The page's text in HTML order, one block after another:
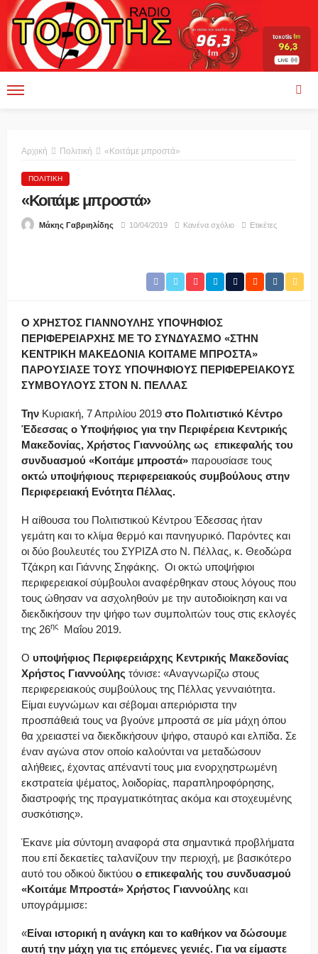
Αρχική Πολιτική «Κοιτάμε μπροστά»
ΠΟΛΙΤΙΚΉ
«Κοιτάμε μπροστά»
Μάκης Γαβριηλίδης 10/04/2019 Κανένα σχόλιο Ετικέτες
Ο ΧΡΗΣΤΟΣ ΓΙΑΝΝΟΥΛΗΣ ΥΠΟΨΗΦΙΟΣ
ΠΕΡΙΦΕΡΕΙΑΡΧΗΣ ΜΕ ΤΟ ΣΥΝΔΥΑΣΜΟ «ΣΤΗΝ
ΚΕΝΤΡΙΚΗ ΜΑΚΕΔΟΝΙΑ ΚΟΙΤΑΜΕ ΜΠΡΟΣΤΑ»
ΠΑΡΟΥΣΙΑΣΕ ΤΟΥΣ ΥΠΟΨΗΦΙΟΥΣ ΠΕΡΙΦΕΡΕΙΑΚΟΥΣ
ΣΥΜΒΟΥΛΟΥΣ ΣΤΟΝ Ν. ΠΕΛΛΑΣ
Την Κυριακή, 7 Απριλίου 2019 στο Πολιτιστικό Κέντρο
Έδεσσας ο Υποψήφιος για την Περιφέρεια Κεντρικής
Μακεδονίας, Χρήστος Γιαννούλης ως επικεφαλής του
συνδυασμού «Κοιτάμε μπροστά» παρουσίασε τους
οκτώ υποψήφιους περιφερειακούς συμβούλους στην
Περιφερειακή Ενότητα Πέλλας.
Η αίθουσα του Πολιτιστικού Κέντρου Έδεσσας ήταν
γεμάτη και το κλίμα θερμό και πανηγυρικό. Παρόντες και
οι δύο βουλευτές του ΣΥΡΙΖΑ στο Ν. Πέλλας, κ. Θεοδώρα
Τζάκρη και Γιάννης Σηφάκης. Οι οκτώ υποψήφιοι
περιφερειακοί σύμβουλοι αναφέρθηκαν στους λόγους που
τους ώθησαν να ασχοληθούν με την αυτοδιοίκηση και να
διεκδικήσουν την ψήφο των συμπολιτών τους στις εκλογές
της 26ης Μαΐου 2019.
Ο υποψήφιος Περιφερειάρχης Κεντρικής Μακεδονίας
Χρήστος Γιαννούλης τόνισε: «Αναγνωρίζω στους
περιφερειακούς συμβούλους της Πέλλας γενναιότητα.
Είμαι ευγνώμων και σέβομαι απεριόριστα την
προσπάθειά τους να βγούνε μπροστά σε μία μάχη όπου
θα χρειαστεί να διεκδικήσουν ψήφο, σταυρό και ελπίδα. Σε
έναν αγώνα στον οποίο καλούνται να μεταδώσουν
αλήθειες, έχοντας απέναντί τους μια ενορχηστρωμένη
εκστρατεία ψέματος, λοιδορίας, παραπληροφόρησης,
διαστροφής της πραγματικότητας ακόμα και στοχευμένης
συσκότισης».
Έκανε μία σύντομη αναφορά στα σημαντικά προβλήματα
που επί δεκαετίες ταλανίζουν την περιοχή, με βασικότερο
αυτό του οδικού δικτύου ο επικεφαλής του συνδυασμού
«Κοιτάμε Μπροστά» Χρήστος Γιαννούλης και
υπογράμμισε:
«Είναι ιστορική η ανάγκη και το καθήκον να δώσουμε
αυτή την μάχη για τις επόμενες γενιές. Για να είμαστε